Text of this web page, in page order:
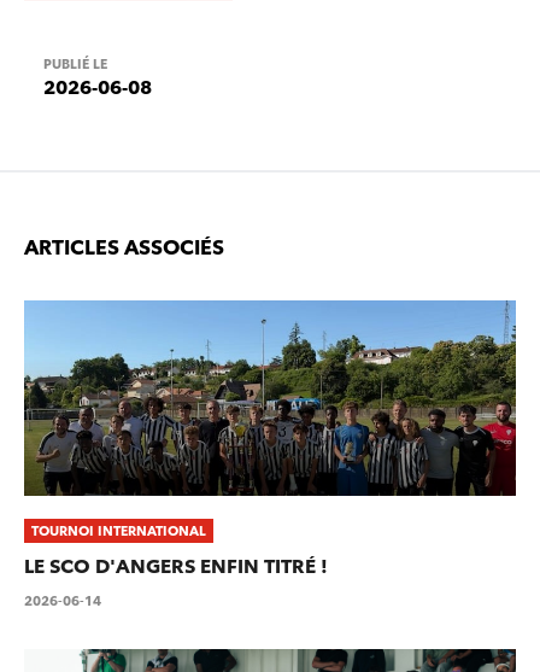
PUBLIÉ LE
2026-06-08
ARTICLES ASSOCIÉS
TOURNOI INTERNATIONAL
LE SCO D'ANGERS ENFIN TITRÉ !
2026-06-14